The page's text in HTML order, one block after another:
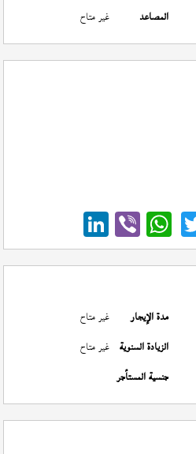
المصاعد غير متاح
مدة الإيجار
غير متاح
الزيادة السنوية غير متاح
جنسية المستأجر